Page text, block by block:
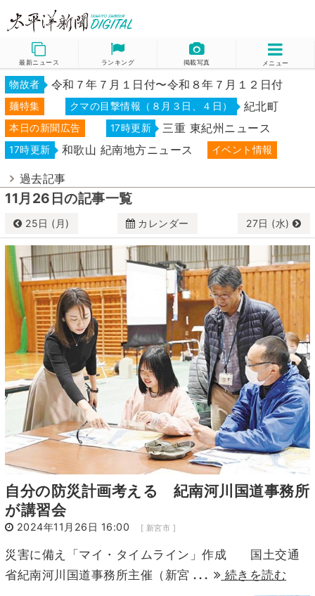
最新ニュース ランキング 掲載写真 メニュー
物故者 令和７年７月１日付〜令和８年７月１２日付
麺特集 クマの目撃情報（８月３日、４日） 紀北町
本日の新聞広告 17時更新 三重 東紀州ニュース
17時更新 和歌山 紀南地方ニュース イベント情報
過去記事
11月26日の記事一覧
25日 (月) カレンダー 27日 (水)
11月 2024
日 月 火 水 木 金
土
27
28 29 30 31 1
2
3
4 5 6 7 8
10
11 12 13 14 15
16
17
18 19 20 21 22
23
24
25 26 27 28 29 30
自分の防災計画考える 紀南河川国道事務所
が講習会
2024年11月26日 16:00 [ 新宮市 ]
災害に備え「マイ・タイムライン」作成 国土交通
省紀南河川国道事務所主催（新宮 ... 続きを読む